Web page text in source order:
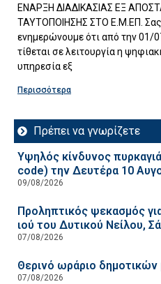
ΕΝΑΡΞΗ ΔΙΑΔΙΚΑΣΙΑΣ ΕΞ
ΤΑΥΤΟΠΟΙΗΣΗΣ ΣΤΟ Ε.Μ.ΕΠ. Σας
ενημερώνουμε ότι από την 01/
τίθεται σε λειτουργία η
υπηρεσία εξ
Περισσότερα
Πρέπει να γνωρίζετε
Υψηλός κίνδυνος
code) την Δευτέρα 10
09/08/2026
Προληπτικός ψεκασμός
ιού του Δυτικού Νείλου,
07/08/2026
Θερινό ωράριο
07/08/2026